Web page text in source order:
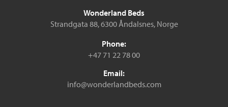
Wonderland Beds
Strandgata 88, 6300 Åndalsnes, Norge
Phone:
+47 71 22 78 00
Email:
info@wonderlandbeds.com